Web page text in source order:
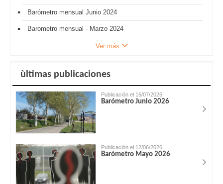
Barómetro mensual Junio 2024
Barometro mensual - Marzo 2024
Ver más
ùltimas publicaciones
Publicación el 16/07/2026
Barómetro Junio 2026
Publicación el 12/06/2026
Barómetro Mayo 2026